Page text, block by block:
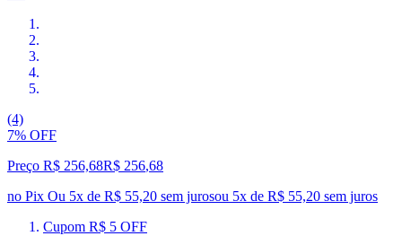
(4)
7% OFF
Preço R$ 256,68R$ 256,68
no Pix Ou 5x de R$ 55,20 sem jurosou 5x de R$ 55,20 sem juros
Cupom R$ 5 OFF